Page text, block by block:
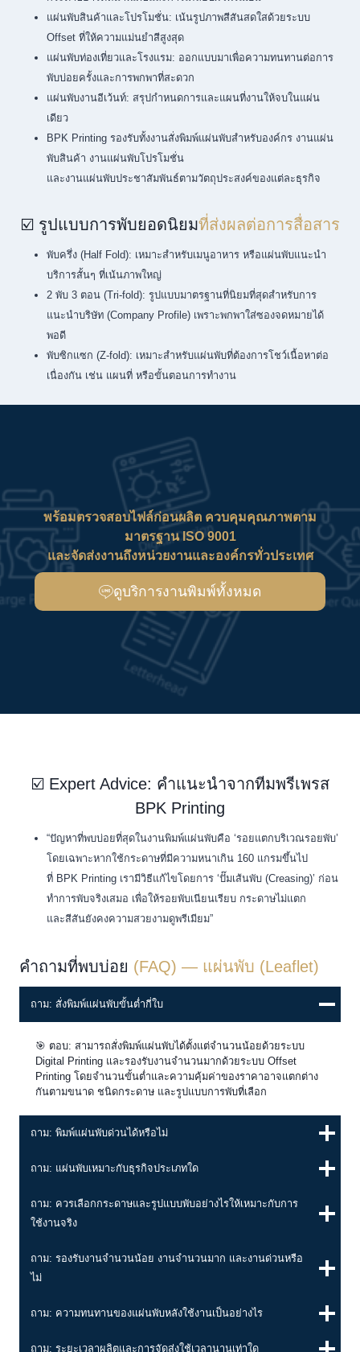
แผ่นพับสินค้าและโปรโมชั่น: เน้นรูปภาพสีสันสดใสด้วยระบบ
Offset ที่ให้ความแม่นยำสีสูงสุด
แผ่นพับท่องเที่ยวและโรงแรม: ออกแบบมาเพื่อความทนทานต่อการ
พับบ่อยครั้งและการพกพาที่สะดวก
แผ่นพับงานอีเว้นท์: สรุปกำหนดการและแผนที่งานให้จบในแผ่น
เดียว
BPK Printing รองรับทั้งงานสั่งพิมพ์แผ่นพับสำหรับองค์กร งานแผ่น
พับสินค้า งานแผ่นพับโปรโมชั่น
และงานแผ่นพับประชาสัมพันธ์ตามวัตถุประสงค์ของแต่ละธุรกิจ
☑️ รูปแบบการพับยอดนิยมที่ส่งผลต่อการสื่อสาร
พับครึ่ง (Half Fold): เหมาะสำหรับเมนูอาหาร หรือแผ่นพับแนะนำ
บริการสั้นๆ ที่เน้นภาพใหญ่
2 พับ 3 ตอน (Tri-fold): รูปแบบมาตรฐานที่นิยมที่สุดสำหรับการ
แนะนำบริษัท (Company Profile) เพราะพกพาใส่ซองจดหมายได้
พอดี
พับซิกแซก (Z-fold): เหมาะสำหรับแผ่นพับที่ต้องการโชว์เนื้อหาต่อ
เนื่องกัน เช่น แผนที่ หรือขั้นตอนการทำงาน
พร้อมตรวจสอบไฟล์ก่อนผลิต ควบคุมคุณภาพตาม
มาตรฐาน ISO 9001
และจัดส่งงานถึงหน่วยงานและองค์กรทั่วประเทศ
ดูบริการงานพิมพ์ทั้งหมด
☑️ Expert Advice: คำแนะนำจากทีมพรีเพรส
BPK Printing
“ปัญหาที่พบบ่อยที่สุดในงานพิมพ์แผ่นพับคือ ‘รอยแตกบริเวณรอยพับ’
โดยเฉพาะหากใช้กระดาษที่มีความหนาเกิน 160 แกรมขึ้นไป
ที่ BPK Printing เรามีวิธีแก้ไขโดยการ ‘ปั๊มเส้นพับ (Creasing)’ ก่อน
ทำการพับจริงเสมอ เพื่อให้รอยพับเนียนเรียบ กระดาษไม่แตก
และสีสันยังคงความสวยงามดูพรีเมียม”
คำถามที่พบบ่อย (FAQ) — แผ่นพับ (Leaflet)
ถาม: สั่งพิมพ์แผ่นพับขั้นต่ำกี่ใบ
🎯 ตอบ: สามารถสั่งพิมพ์แผ่นพับได้ตั้งแต่จำนวนน้อยด้วยระบบ
Digital Printing และรองรับงานจำนวนมากด้วยระบบ Offset
Printing โดยจำนวนขั้นต่ำและความคุ้มค่าของราคาอาจแตกต่าง
กันตามขนาด ชนิดกระดาษ และรูปแบบการพับที่เลือก
ถาม: พิมพ์แผ่นพับด่วนได้หรือไม่
ถาม: แผ่นพับเหมาะกับธุรกิจประเภทใด
ถาม: ควรเลือกกระดาษและรูปแบบพับอย่างไรให้เหมาะกับการ
ใช้งานจริง
ถาม: รองรับงานจำนวนน้อย งานจำนวนมาก และงานด่วนหรือ
ไม่
ถาม: ความทนทานของแผ่นพับหลังใช้งานเป็นอย่างไร
ถาม: ระยะเวลาผลิตและการจัดส่งใช้เวลานานเท่าใด